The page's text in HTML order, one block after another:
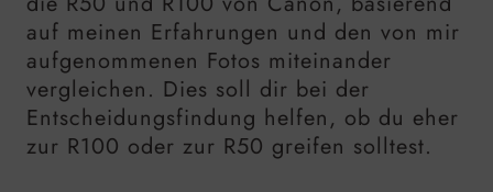
auf meinen Erfahrungen und den von mir
aufgenommenen Fotos miteinander
vergleichen. Dies soll dir bei der
Entscheidungsfindung helfen, ob du eher
zur R100 oder zur R50 greifen solltest.